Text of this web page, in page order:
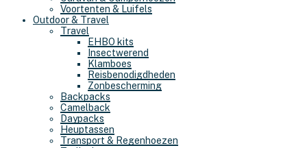
Voortenten & Luifels
Outdoor & Travel
Travel
EHBO kits
Insectwerend
Klamboes
Reisbenodigdheden
Zonbescherming
Backpacks
Camelback
Daypacks
Heuptassen
Transport & Regenhoezen